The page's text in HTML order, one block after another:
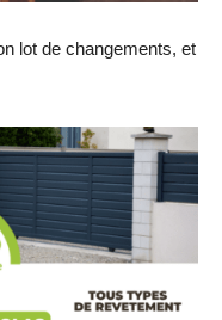
lot de changements, et